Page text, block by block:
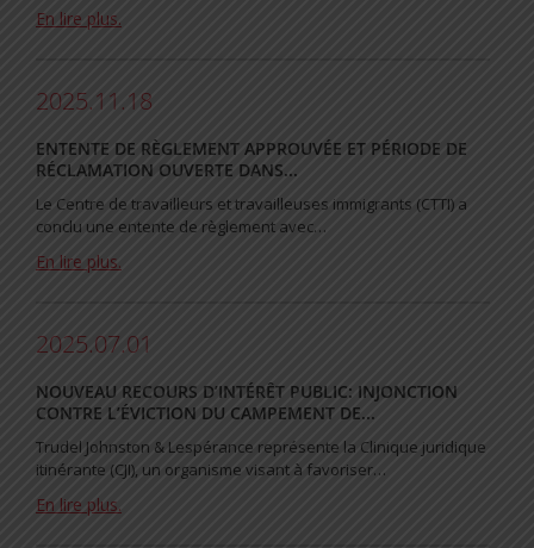
En lire plus.
2025.11.18
ENTENTE DE RÈGLEMENT APPROUVÉE ET PÉRIODE DE
RÉCLAMATION OUVERTE DANS...
Le Centre de travailleurs et travailleuses immigrants (CTTI) a
conclu une entente de règlement avec…
En lire plus.
2025.07.01
NOUVEAU RECOURS D’INTÉRÊT PUBLIC: INJONCTION
CONTRE L’ÉVICTION DU CAMPEMENT DE...
Trudel Johnston & Lespérance représente la Clinique juridique
itinérante (CJI), un organisme visant à favoriser…
En lire plus.